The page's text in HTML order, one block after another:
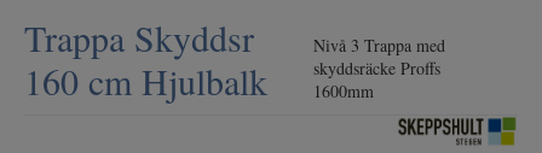
Ljud & Bild
Trappa Skyddsr
160 cm Hjulbalk
Nivå 3 Trappa med
skyddsräcke Proffs
1600mm